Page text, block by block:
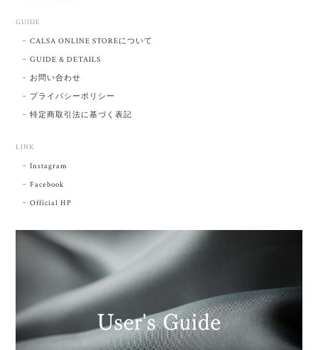
GUIDE
CALSA ONLINE STOREについて
GUIDE & DETAILS
お問い合わせ
プライバシーポリシー
特定商取引法に基づく表記
LINK
Instagram
Facebook
Official HP